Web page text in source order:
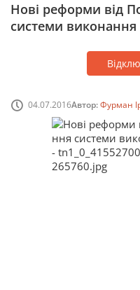
Нові реформи від
системи
04.07.2016Автор:Фурман